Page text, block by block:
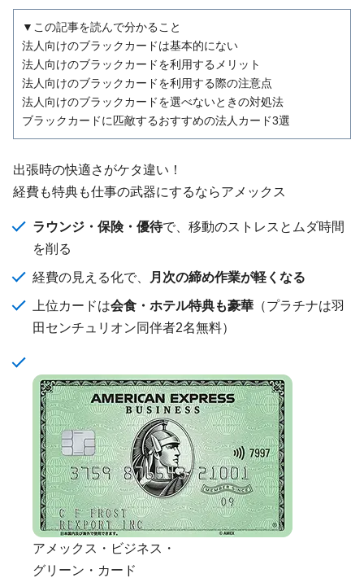
▼この記事を読んで分かること
法人向けのブラックカードは基本的にない
法人向けのブラックカードを利用するメリット
法人向けのブラックカードを利用する際の注意点
法人向けのブラックカードを選べないときの対処法
ブラックカードに匹敵するおすすめの法人カード3選
出張時の快適さがケタ違い！
経費も特典も仕事の武器にするならアメックス
ラウンジ・保険・優待で、移動のストレスとムダ時間
を削る
経費の見える化で、
月次の締め作業が軽くなる
上位カードは会食・ホテル特典も豪華 （プラチナは羽
田センチュリオン同伴者2名無料）
アメックス・ビジネス・
グリーン・カード